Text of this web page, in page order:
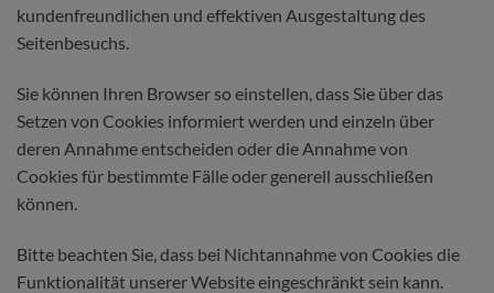
kundenfreundlichen und effektiven Ausgestaltung des
Seitenbesuchs.
Sie können Ihren Browser so einstellen, dass Sie über das
Setzen von Cookies informiert werden und einzeln über
deren Annahme entscheiden oder die Annahme von
Cookies für bestimmte Fälle oder generell ausschließen
können.
Bitte beachten Sie, dass bei Nichtannahme von Cookies die
Funktionalität unserer Website eingeschränkt sein kann.